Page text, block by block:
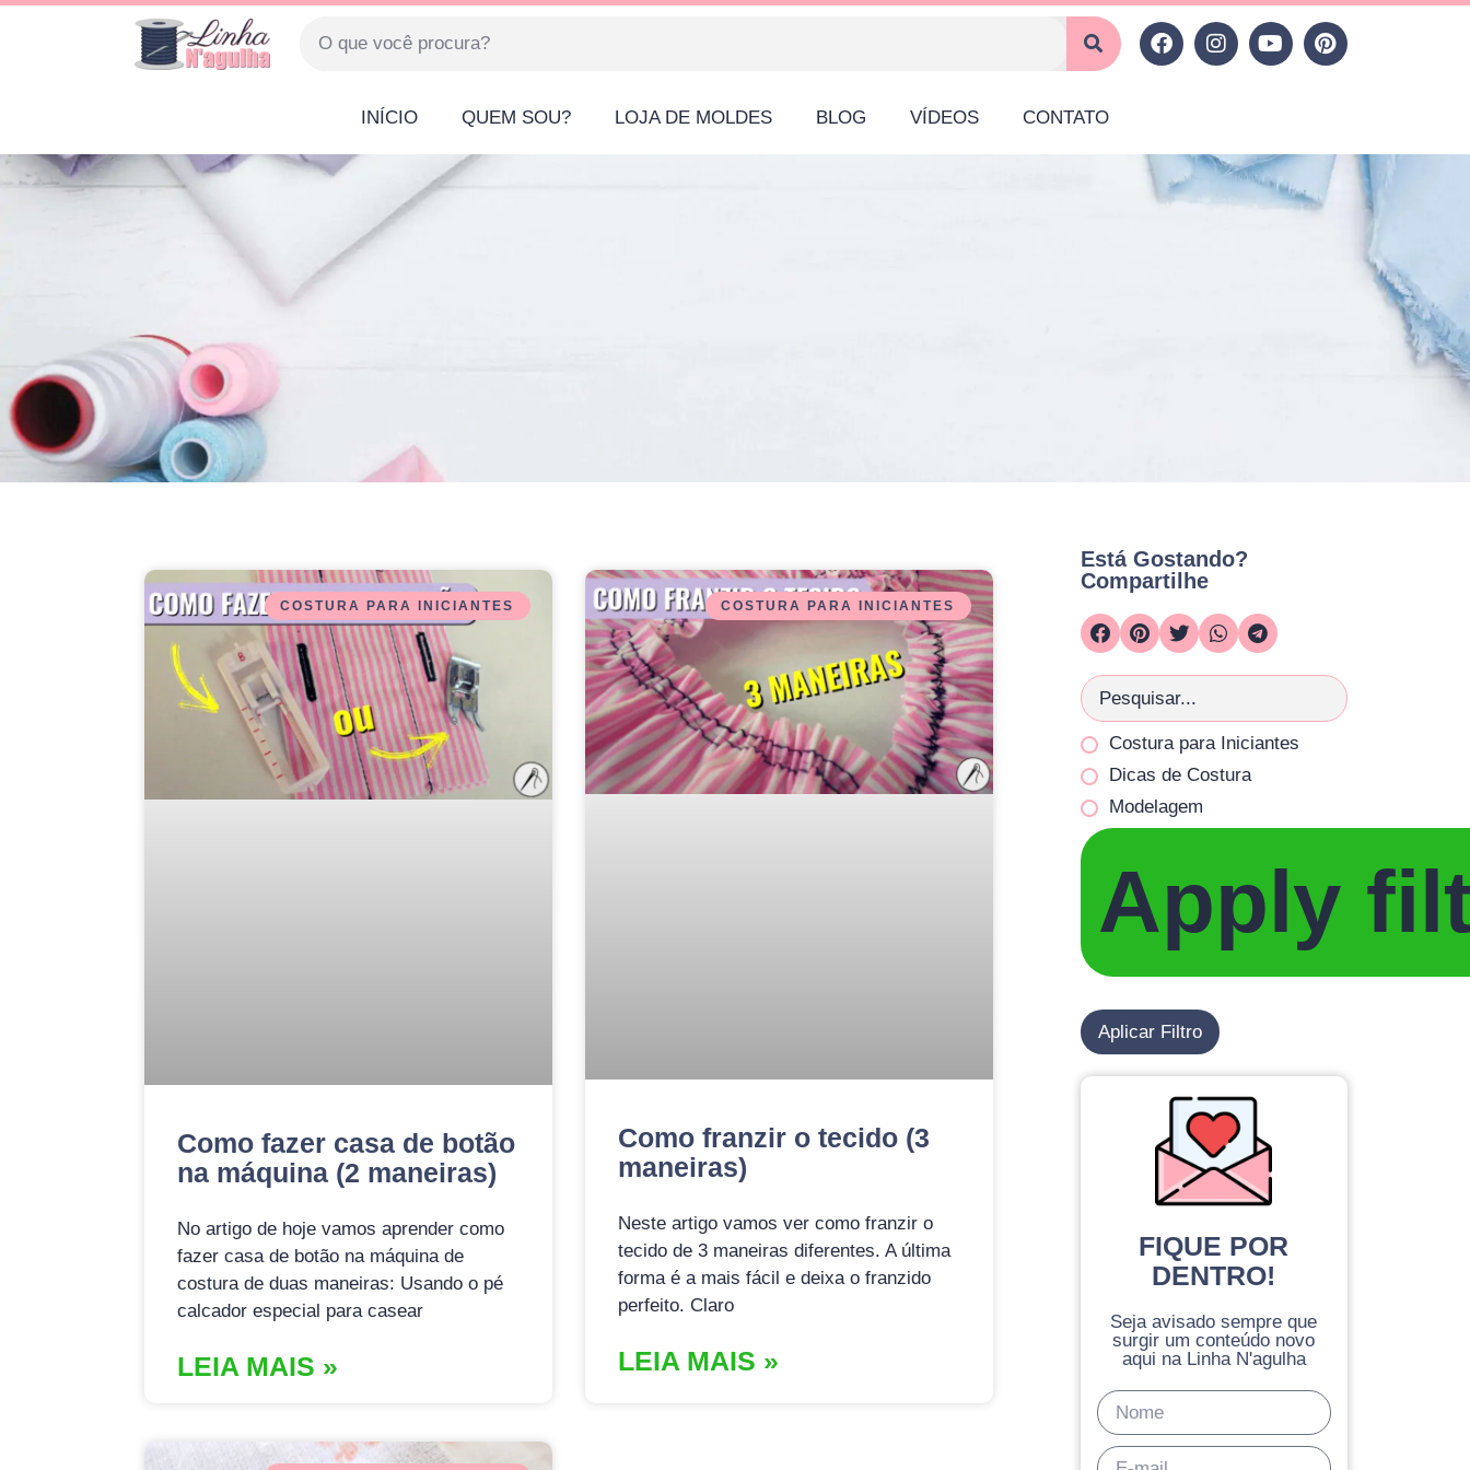
INÍCIO QUEM SOU? LOJA DE MOLDES BLOG VÍDEOS CONTATO
COSTURA PARA INICIANTES
Como fazer casa de botão
na máquina (2 maneiras)
No artigo de hoje vamos aprender como
fazer casa de botão na máquina de
costura de duas maneiras: Usando o pé
calcador especial para casear
LEIA MAIS »
COSTURA PARA INICIANTES
Como franzir o tecido (3
maneiras)
Neste artigo vamos ver como franzir o
tecido de 3 maneiras diferentes. A última
forma é a mais fácil e deixa o franzido
perfeito. Claro
LEIA MAIS »
Está Gostando?
Compartilhe
Costura para Iniciantes
Dicas de Costura
Modelagem
Apply
Aplicar Filtro
FIQUE POR
DENTRO!
Seja avisado sempre que
surgir um conteúdo novo
aqui na Linha N'agulha